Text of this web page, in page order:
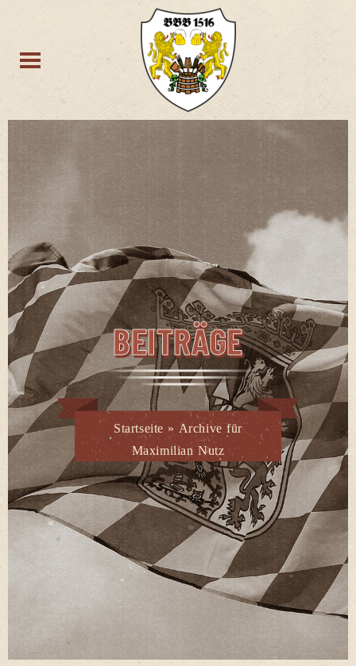
BEITRÄGE
Startseite » Archive für
Maximilian Nutz